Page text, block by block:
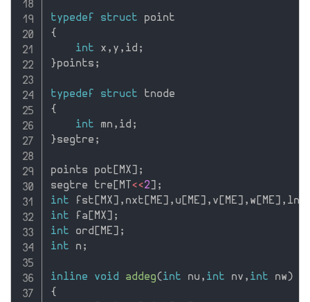
typedef struct
{
int x , y , id ;
}points ;
typedef struct
{
int mn , id ;
}segtre ;
points pot [MX] ;
segtre tre [MT <<2] ;
int fst [MX] , nxt [ME] , u [ME] , v [ME] , w [ME] ,
int fa [MX] ;
int ord [ME] ;
int n ;
inline void addeg(int nu , int nv , int nw)
{